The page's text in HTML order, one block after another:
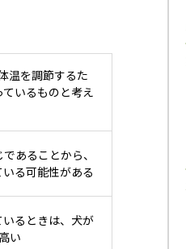
温を調節するた
いるものと考え
あることから、
る可能性がある
るときは、犬が
い